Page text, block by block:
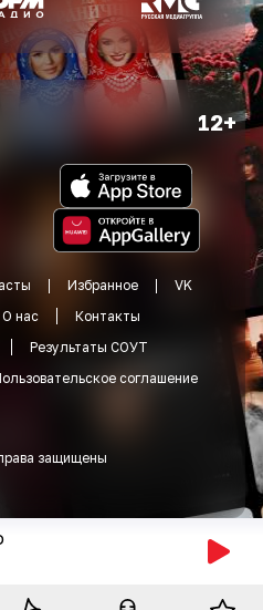
12+
Избранное
VK
О нас
Контакты
Результаты СОУТ
соглашение
защищены